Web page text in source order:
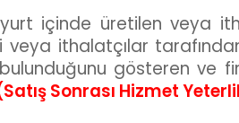
yurt içinde üretilen veya
veya ithalatçılar
gösteren ve
Sonrası Hizmet